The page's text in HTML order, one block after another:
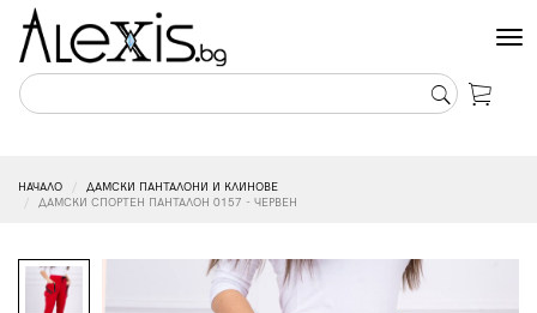
НАЧАЛО
ДАМСКИ ПАНТАЛОНИ И КЛИНОВЕ
ДАМСКИ СПОРТЕН ПАНТАЛОН 0157 - ЧЕРВЕН